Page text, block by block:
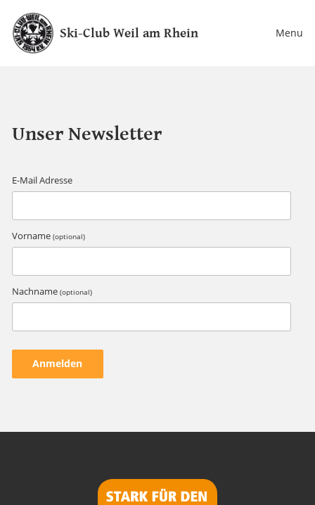
Ski-Club Weil am Rhein Menu
Unser Newsletter
E-Mail Adresse
Vorname (optional)
Nachname (optional)